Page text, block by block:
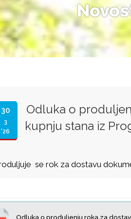
30
3
'26
Odluka o
kupnju stana iz
se rok za dostavu
Odluka o produljenju roka za